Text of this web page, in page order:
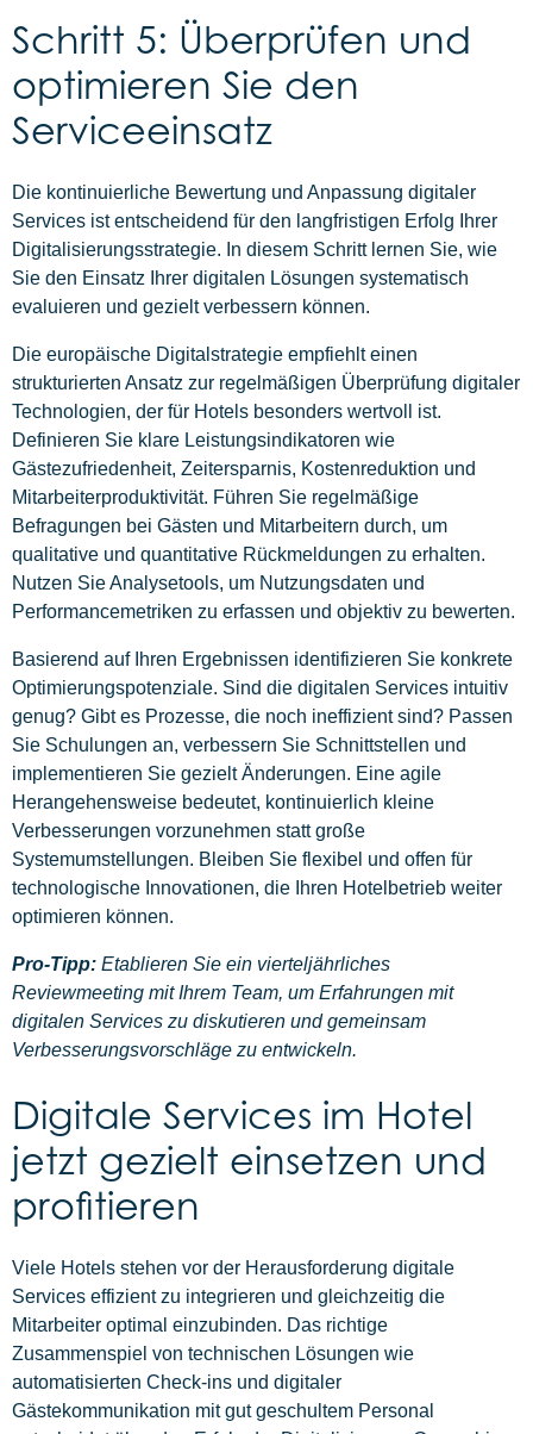
Schritt 5: Überprüfen und
optimieren Sie den
Serviceeinsatz
Die kontinuierliche Bewertung und Anpassung digitaler
Services ist entscheidend für den langfristigen Erfolg Ihrer
Digitalisierungsstrategie. In diesem Schritt lernen Sie, wie
Sie den Einsatz Ihrer digitalen Lösungen systematisch
evaluieren und gezielt verbessern können.
Die europäische Digitalstrategie empfiehlt einen
strukturierten Ansatz zur regelmäßigen Überprüfung digitaler
Technologien, der für Hotels besonders wertvoll ist.
Definieren Sie klare Leistungsindikatoren wie
Gästezufriedenheit, Zeitersparnis, Kostenreduktion und
Mitarbeiterproduktivität. Führen Sie regelmäßige
Befragungen bei Gästen und Mitarbeitern durch, um
qualitative und quantitative Rückmeldungen zu erhalten.
Nutzen Sie Analysetools, um Nutzungsdaten und
Performancemetriken zu erfassen und objektiv zu bewerten.
Basierend auf Ihren Ergebnissen identifizieren Sie konkrete
Optimierungspotenziale. Sind die digitalen Services intuitiv
genug? Gibt es Prozesse, die noch ineffizient sind? Passen
Sie Schulungen an, verbessern Sie Schnittstellen und
implementieren Sie gezielt Änderungen. Eine agile
Herangehensweise bedeutet, kontinuierlich kleine
Verbesserungen vorzunehmen statt große
Systemumstellungen. Bleiben Sie flexibel und offen für
technologische Innovationen, die Ihren Hotelbetrieb weiter
optimieren können.
Pro-Tipp: Etablieren Sie ein vierteljährliches
Reviewmeeting mit Ihrem Team, um Erfahrungen mit
digitalen Services zu diskutieren und gemeinsam
Verbesserungsvorschläge zu entwickeln.
Digitale Services im Hotel
jetzt gezielt einsetzen und
profitieren
Viele Hotels stehen vor der Herausforderung digitale
Services effizient zu integrieren und gleichzeitig die
Mitarbeiter optimal einzubinden. Das richtige
Zusammenspiel von technischen Lösungen wie
automatisierten Check-ins und digitaler
Gästekommunikation mit gut geschultem Personal